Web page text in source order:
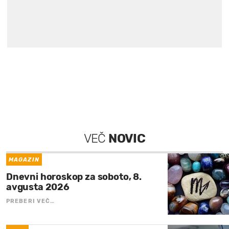
VEČ NOVIC
MAGAZIN
Dnevni horoskop za soboto, 8.
avgusta 2026
PREBERI VEČ…